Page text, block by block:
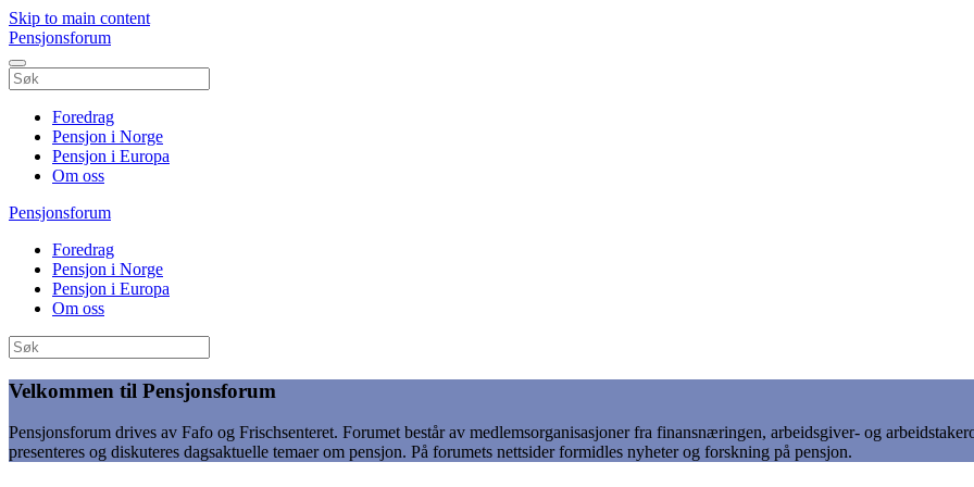
Skip to main content
Pensjonsforum
Foredrag
Pensjon i Norge
Pensjon i Europa
Om oss
Pensjonsforum
Foredrag
Pensjon i Norge
Pensjon i Europa
Om oss
Velkommen til Pensjonsforum
Pensjonsforum drives av Fafo og Frischsenteret. Forumet består av medlemsorganisasjoner fra finansnæringen, arbeidsgiver- og
presenteres og diskuteres dagsaktuelle temaer om pensjon. På forumets nettsider formidles nyheter og forskning på pensjon.